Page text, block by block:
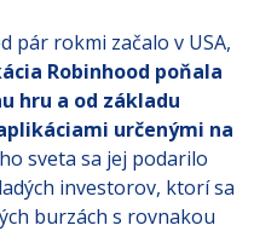
pár rokmi začalo v USA,
Robinhood poňala
hru a od základu
určenými na
sveta sa jej podarilo
investorov, ktorí sa
burzách s rovnakou